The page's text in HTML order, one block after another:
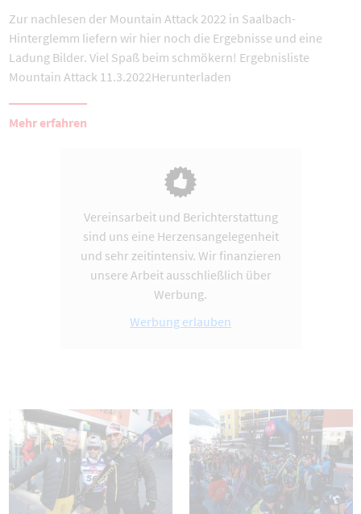
Zur nachlesen der Mountain Attack 2022 in Saalbach-
Hinterglemm liefern wir hier noch die Ergebnisse und eine
Ladung Bilder. Viel Spaß beim schmökern! Ergebnisliste
Mountain Attack 11.3.2022Herunterladen
Mehr erfahren
Vereinsarbeit und Berichterstattung
sind uns eine Herzensangelegenheit
und sehr zeitintensiv. Wir finanzieren
unsere Arbeit ausschließlich über
Werbung.
Werbung erlauben